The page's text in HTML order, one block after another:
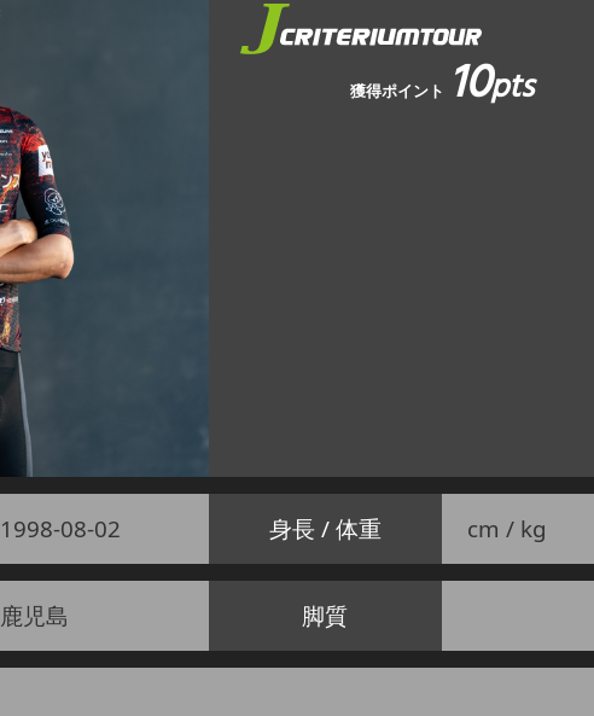
獲得ポイント 10pts
1998-08-02 身長 / 体重 cm / kg
鹿児島 脚質